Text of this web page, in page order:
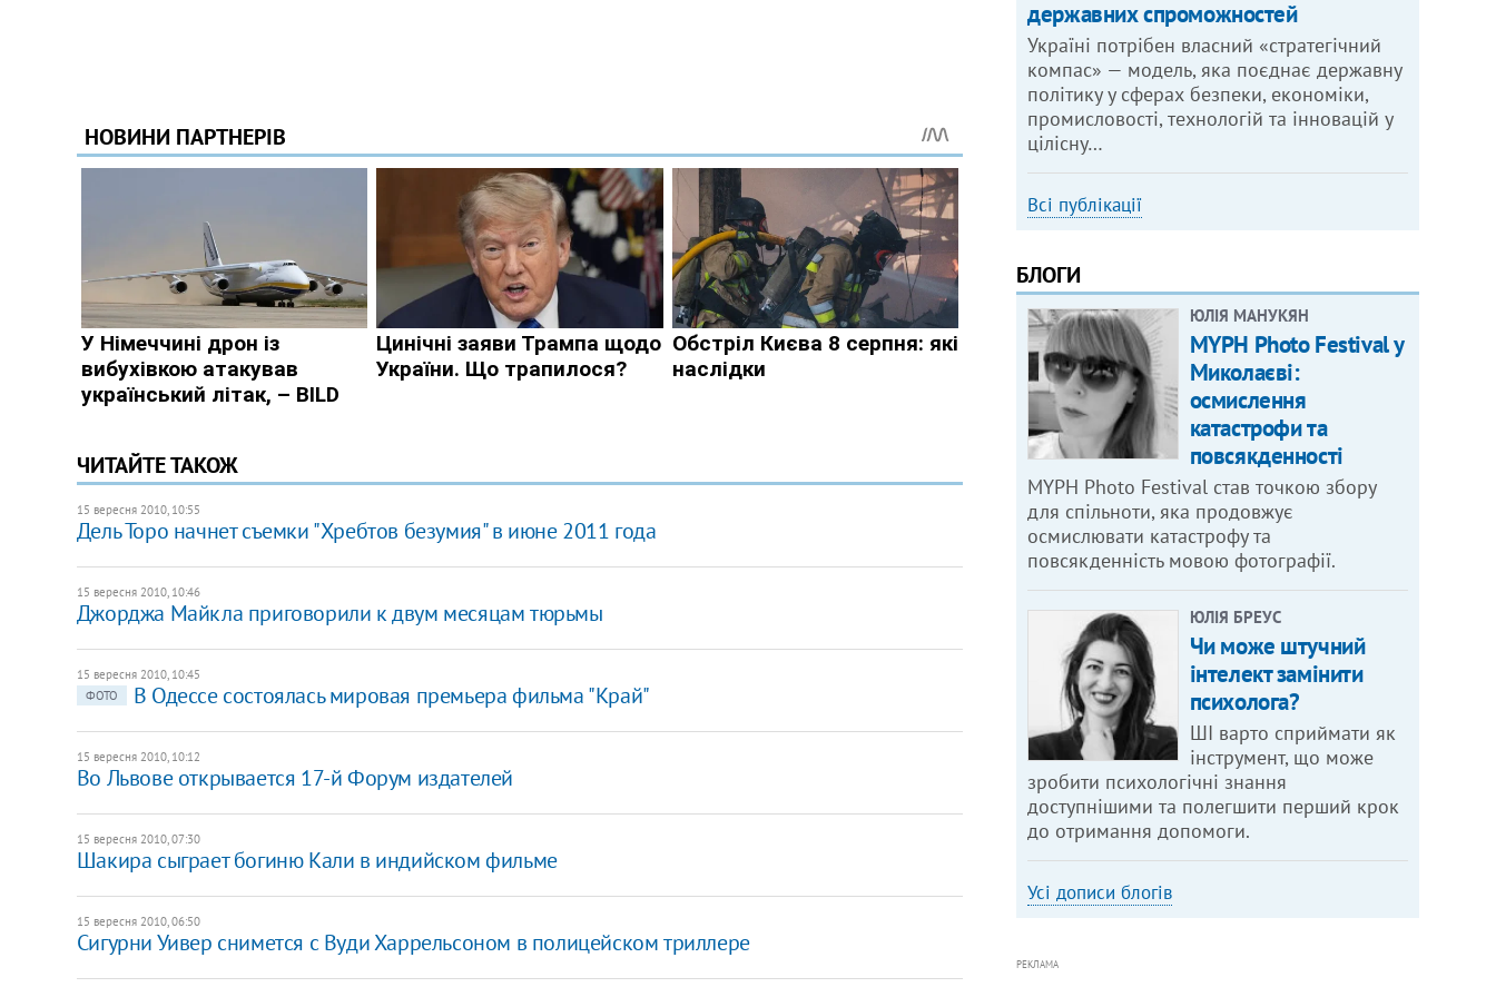
ЧИТАЙТЕ ТАКОЖ
15 вересня 2010, 10:55
Дель Торо начнет съемки "Хребтов безумия" в июне 2011 года
15 вересня 2010, 10:46
Джорджа Майкла приговорили к двум месяцам тюрьмы
15 вересня 2010, 10:45
ФОТО
В Одессе состоялась мировая премьера фильма "Край"
15 вересня 2010, 10:12
Во Львове открывается 17-й Форум издателей
15 вересня 2010, 07:30
Шакира сыграет богиню Кали в индийском фильме
15 вересня 2010, 06:50
Сигурни Уивер снимется с Вуди Харрельсоном в полицейском триллере
державних спроможностей
Україні потрібен власний «стратегічний
компас» — модель, яка поєднає державну
політику у сферах безпеки, економіки,
промисловості, технологій та інновацій у
цілісну…
Всі публікації
БЛОГИ
ЮЛІЯ МАНУКЯН
MYPH Photo Festival у
Миколаєві:
осмислення
катастрофи та
повсякденності
MYPH Photo Festival став точкою збору
для спільноти, яка продовжує
осмислювати катастрофу та
повсякденність мовою фотографії.
ЮЛІЯ БРЕУС
Чи може штучний
інтелект замінити
психолога?
ШІ варто сприймати як
інструмент, що може
зробити психологічні знання
доступнішими та полегшити перший крок
до отримання допомоги.
Усі дописи блогів
РЕКЛАМА